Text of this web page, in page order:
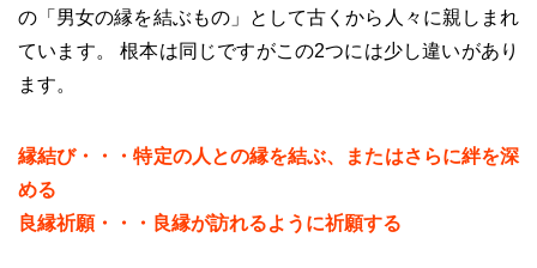
の「男女の縁を結ぶもの」として古くから人々に親しまれ
ています。 根本は同じですがこの2つには少し違いがあり
ます。
縁結び・・・特定の人との縁を結ぶ、またはさらに絆を深
める
良縁祈願・・・良縁が訪れるように祈願する